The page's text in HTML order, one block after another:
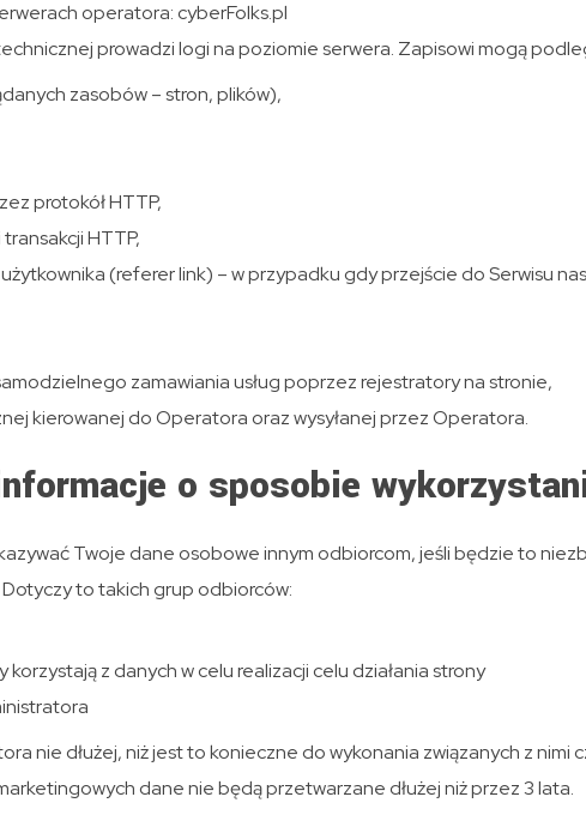
operatora: cyberFolks.pl
prowadzi logi na poziomie serwera. Zapisowi mogą
zasobów – stron, plików),
protokół HTTP,
HTTP,
(referer link) – w przypadku gdy przejście do Serwisu
zamawiania usług poprzez rejestratory na stronie,
kierowanej do Operatora oraz wysyłanej przez Operatora.
o sposobie
Twoje dane osobowe innym odbiorcom, jeśli będzie to
to takich grup odbiorców:
z danych w celu realizacji celu działania strony
nie dłużej, niż jest to konieczne do wykonania związanych z nimi
dane nie będą przetwarzane dłużej niż przez 3 lata.